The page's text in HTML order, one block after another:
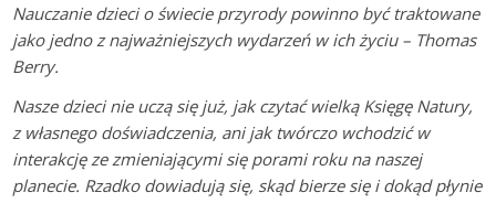
Nauczanie dzieci o świecie przyrody powinno być traktowane
jako jedno z najważniejszych wydarzeń w ich życiu – Thomas
Berry.
Nasze dzieci nie uczą się już, jak czytać wielką Księgę Natury,
z własnego doświadczenia, ani jak twórczo wchodzić w
interakcję ze zmieniającymi się porami roku na naszej
planecie. Rzadko dowiadują się, skąd bierze się i dokąd płynie